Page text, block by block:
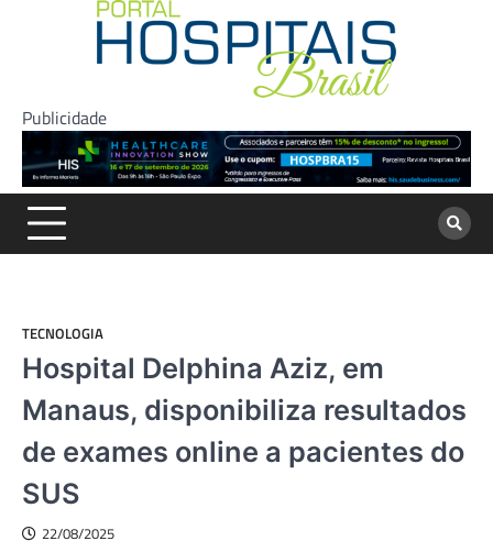
Publicidade
TECNOLOGIA
Hospital Delphina Aziz, em
Manaus, disponibiliza resultados
de exames online a pacientes do
SUS
22/08/2025